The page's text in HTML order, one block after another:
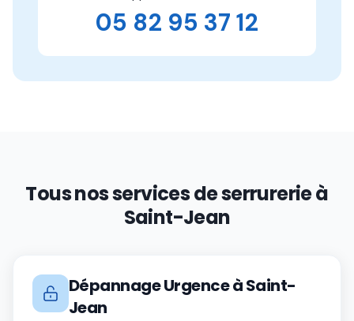
05 82 95 37 12
Tous nos services de serrurerie à
Saint-Jean
Dépannage UrgenceàSaint-
Jean